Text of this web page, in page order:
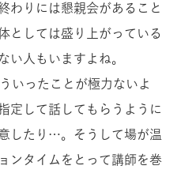
わりには懇親会があること
としては盛り上がっている
い人もいますよね。
いったことが極力ないよ
定して話してもらうように
したり…。そうして場が温
ンタイムをとって講師を巻